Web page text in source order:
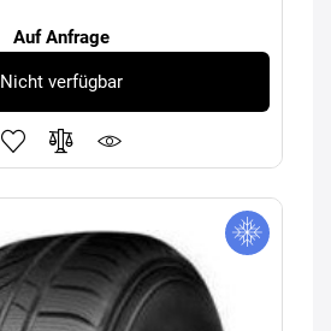
Auf Anfrage
Nicht verfügbar